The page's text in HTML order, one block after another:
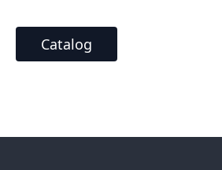
Catalog